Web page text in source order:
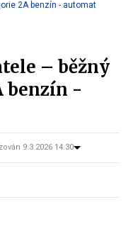
2A benzín - automat
– běžný
benzín -
9.3.2026 14:30